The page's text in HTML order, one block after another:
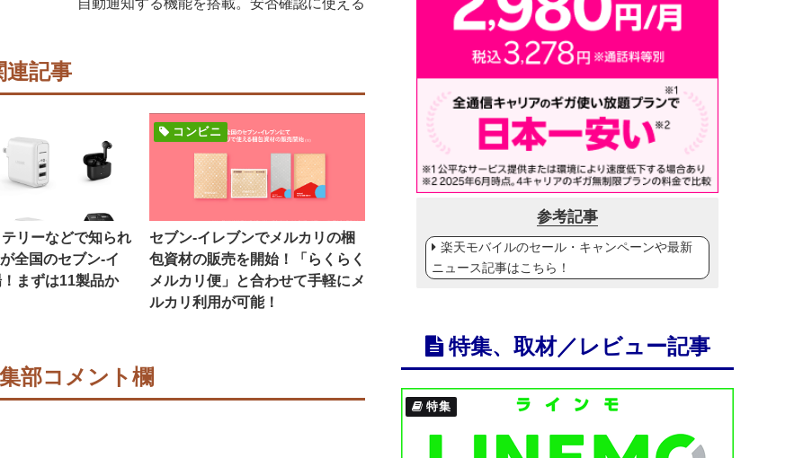
自動通知する機能を搭載。安否確認に使える
連記事
リーなどで知られ
全国のセブン-イ
まずは11製品か
コンビニ
セブン-イレブンでメルカリの梱
包資材の販売を開始！「らくらく
メルカリ便」と合わせて手軽にメ
ルカリ利用が可能！
部コメント欄
参考記事
楽天モバイルのセール・キャンペーンや最新
ニュース記事はこちら！
特集、取材／レビュー記事
特集